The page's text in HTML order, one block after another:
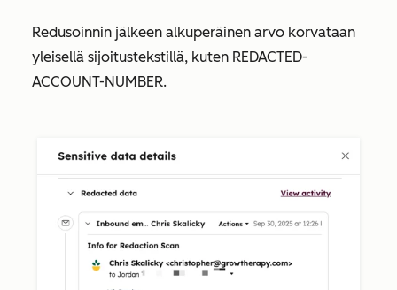
Redusoinnin jälkeen alkuperäinen arvo korvataan
yleisellä sijoitustekstillä, kuten REDACTED-
ACCOUNT-NUMBER.